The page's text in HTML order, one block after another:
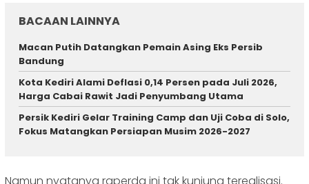
BACAAN LAINNYA
Macan Putih Datangkan Pemain Asing Eks Persib
Bandung
Kota Kediri Alami Deflasi 0,14 Persen pada Juli 2026,
Harga Cabai Rawit Jadi Penyumbang Utama
Persik Kediri Gelar Training Camp dan Uji Coba di Solo,
Fokus Matangkan Persiapan Musim 2026-2027
Namun nyatanya raperda ini tak kunjung terealisasi.